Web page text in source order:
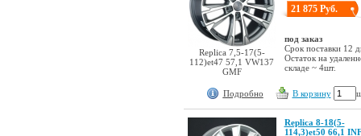
Replica 7,5-17(5-
112)et47 57,1 VW137
GMF
21 875 Руб.
под заказ
Срок поставки 12
Остаток на
складе ~ 4шт.
Подробно В корзину
Replica 8-18(5-
114,3)et50 66,1